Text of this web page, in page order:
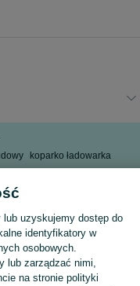
koparko ładowarka
Skorzystaj z największego serwisu ogłoszeniowego - Rusiec i okolice! Kupuj to, czego pragniesz i sprzedawaj to, czego już nie potrzebujesz! Zobacz
uzyskujemy dostęp do
identyfikatory w
osobowych.
lub zarządzać nimi,
na stronie polityki